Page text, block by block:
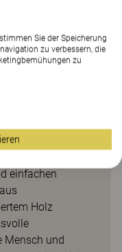
Ausführungen
bilden. Dank
flexibel in
einfachen
Holz
Mensch und
Sie der Speicherung
zu verbessern, die
zu